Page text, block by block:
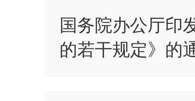
国务院办公厅印
的若干规定》的